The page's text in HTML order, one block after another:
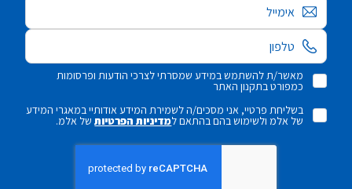
אימייל
מאשר/ת להשתמש במידע שמסרתי לצרכי הודעות ופרסומות
כמפורט בתקנון האתר
בשליחת פרטיי, אני מסכים/ה לשמירת המידע אודותיי במאגרי המידע
של אלמ ולשימוש בהם בהתאם למדיניות הפרטיותשל אלמ.